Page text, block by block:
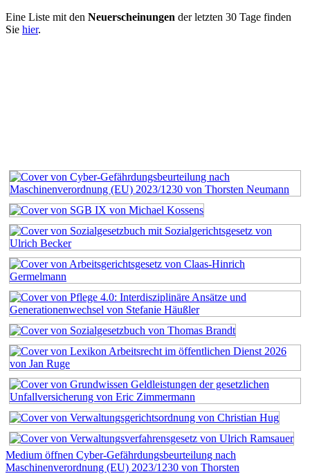
Eine Liste mit den Neuerscheinungen der letzten 30 Tage finden
Sie hier.
Medium öffnen Cyber-Gefährdungsbeurteilung nach
Maschinenverordnung (EU) 2023/1230 von Thorsten